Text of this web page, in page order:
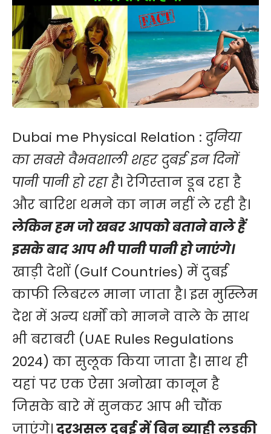
Dubai me Physical Relation : दुनिया
का सबसे वैभवशाली शहर दुबई इन दिनों
पानी पानी हो रहा है। रेगिस्तान डूब रहा है
और बारिश थमने का नाम नहीं ले रही है।
लेकिन हम जो खबर आपको बताने वाले हैं
इसके बाद आप भी पानी पानी हो जाएंगे।
खाड़ी देशों (Gulf Countries) में दुबई
काफी लिबरल माना जाता है। इस मुस्लिम
देश में अन्य धर्मों को मानने वाले के साथ
भी बराबरी (UAE Rules Regulations
2024) का सुलूक किया जाता है। साथ ही
यहां पर एक ऐसा अनोखा कानून है
जिसके बारे में सुनकर आप भी चौंक
जाएंगे।दरअसल दुबई में बिन ब्याही लड़की